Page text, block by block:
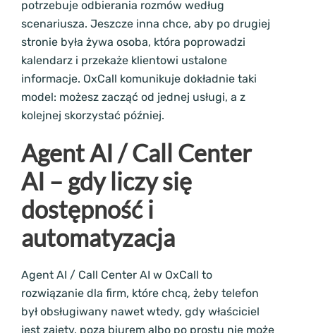
potrzebuje odbierania rozmów według
scenariusza. Jeszcze inna chce, aby po drugiej
stronie była żywa osoba, która poprowadzi
kalendarz i przekaże klientowi ustalone
informacje. OxCall komunikuje dokładnie taki
model: możesz zacząć od jednej usługi, a z
kolejnej skorzystać później.
Agent AI / Call Center
AI – gdy liczy się
dostępność i
automatyzacja
Agent AI / Call Center AI w OxCall to
rozwiązanie dla firm, które chcą, żeby telefon
był obsługiwany nawet wtedy, gdy właściciel
jest zajęty, poza biurem albo po prostu nie może